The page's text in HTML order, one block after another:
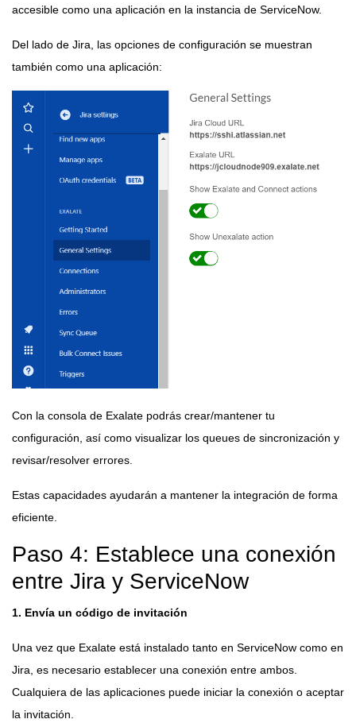
accesible como una aplicación en la instancia de ServiceNow.
Del lado de Jira, las opciones de configuración se muestran
también como una aplicación:
Con la consola de Exalate podrás crear/mantener tu
configuración, así como visualizar los queues de sincronización y
revisar/resolver errores.
Estas capacidades ayudarán a mantener la integración de forma
eficiente.
Paso 4: Establece una conexión
entre Jira y ServiceNow
1. Envía un código de invitación
Una vez que Exalate está instalado tanto en ServiceNow como en
Jira, es necesario establecer una conexión entre ambos.
Cualquiera de las aplicaciones puede iniciar la conexión o aceptar
la invitación.